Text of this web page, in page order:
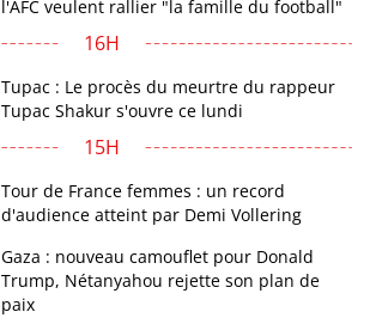
l'AFC veulent rallier "la famille du football"
16H
Tupac : Le procès du meurtre du rappeur
Tupac Shakur s'ouvre ce lundi
15H
Tour de France femmes : un record
d'audience atteint par Demi Vollering
Gaza : nouveau camouflet pour Donald
Trump, Nétanyahou rejette son plan de
paix